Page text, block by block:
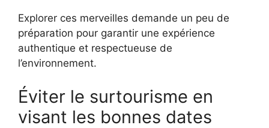
Explorer ces merveilles demande un peu de
préparation pour garantir une expérience
authentique et respectueuse de
l’environnement.
Éviter le surtourisme en
visant les bonnes dates